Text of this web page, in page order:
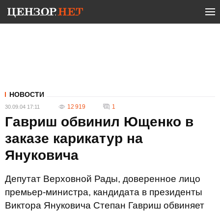
НОВОСТИ
30.09.04 17:11 12 919 1
Гавриш обвинил Ющенко в
заказе карикатур на
Януковича
Депутат Верховной Рады, доверенное лицо
премьер-министра, кандидата в президенты
Виктора Януковича Степан Гавриш обвиняет